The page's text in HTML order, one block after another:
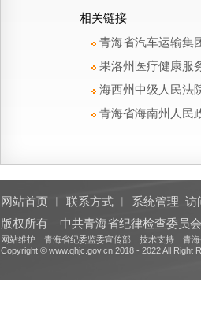
相关链接
青海省汽车运输集
果洛州医疗健康服
海西州中级人民法
青海省海南州人民
网站首页 联系方式 系统管理 访
版权所有 中共青海省纪律检查委员
网站维护 青海省纪委监委宣传部 技术支持 青海
Copyright © www.qhjc.gov.cn 2018 - 2022 All Right